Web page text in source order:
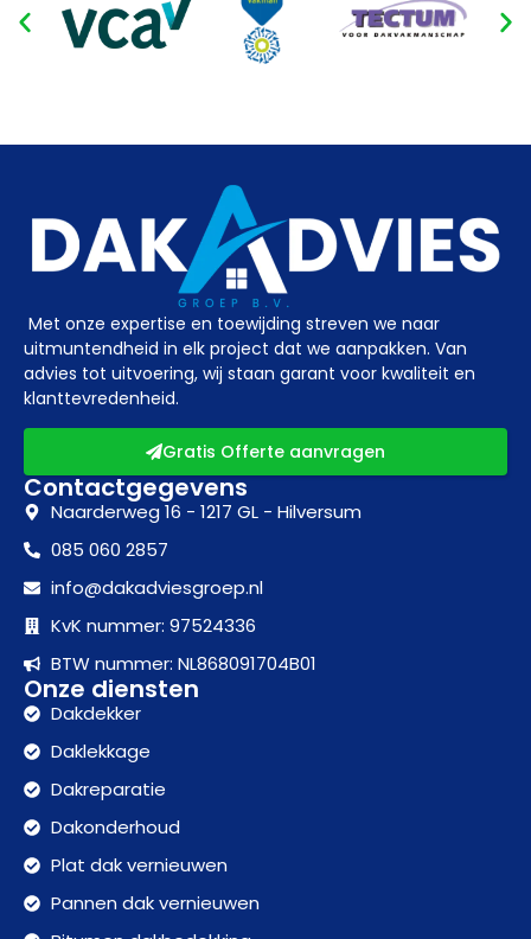
Met onze expertise en toewijding streven we naar
uitmuntendheid in elk project dat we aanpakken. Van
advies tot uitvoering, wij staan garant voor kwaliteit en
klanttevredenheid.
Gratis Offerte aanvragen
Contactgegevens
Naarderweg 16 - 1217 GL - Hilversum
085 060 2857
info@dakadviesgroep.nl
KvK nummer: 97524336
BTW nummer: NL868091704B01
Onze diensten
Dakdekker
Daklekkage
Dakreparatie
Dakonderhoud
Plat dak vernieuwen
Pannen dak vernieuwen